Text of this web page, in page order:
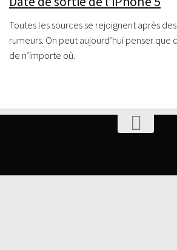
Toutes les sources se rejoignent après
rumeurs. On peut aujourd’hui penser que
de n’importe où.